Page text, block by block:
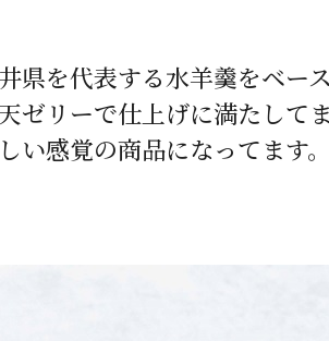
県を代表する水羊羹をベー
ゼリーで仕上げに満たして
い感覚の商品になってます